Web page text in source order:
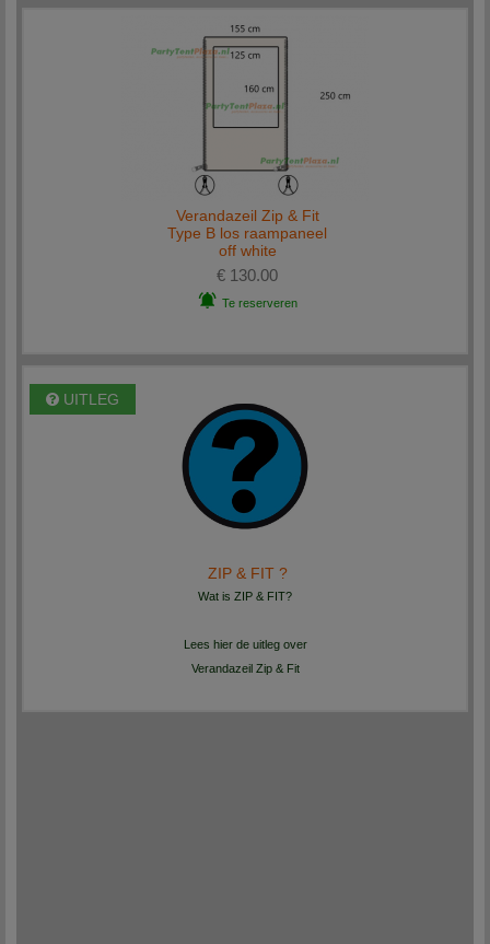
Verandazeil Zip & Fit
Type B los raampaneel
off white
€ 130.00
Te reserveren
UITLEG
ZIP & FIT ?
Wat is ZIP & FIT?
Lees hier de uitleg over
Verandazeil Zip & Fit